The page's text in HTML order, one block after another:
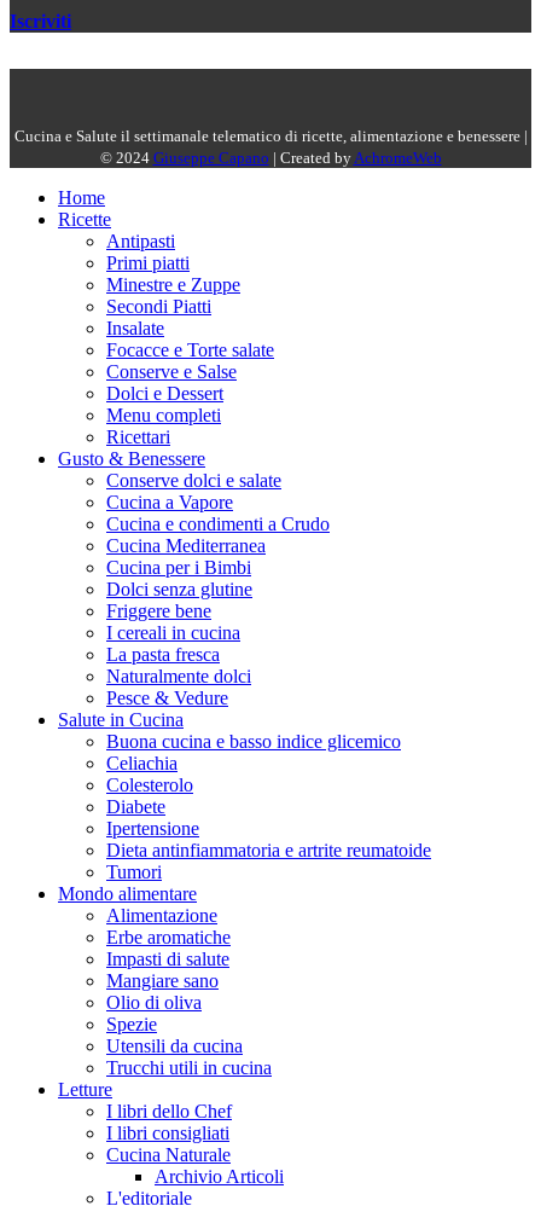
Iscriviti
Cucina e Salute il settimanale telematico di ricette, alimentazione e benessere |
© 2024 Giuseppe Capano | Created by AchromeWeb
Home
Ricette
Antipasti
Primi piatti
Minestre e Zuppe
Secondi Piatti
Insalate
Focacce e Torte salate
Conserve e Salse
Dolci e Dessert
Menu completi
Ricettari
Gusto & Benessere
Conserve dolci e salate
Cucina a Vapore
Cucina e condimenti a Crudo
Cucina Mediterranea
Cucina per i Bimbi
Dolci senza glutine
Friggere bene
I cereali in cucina
La pasta fresca
Naturalmente dolci
Pesce & Vedure
Salute in Cucina
Buona cucina e basso indice glicemico
Celiachia
Colesterolo
Diabete
Ipertensione
Dieta antinfiammatoria e artrite reumatoide
Tumori
Mondo alimentare
Alimentazione
Erbe aromatiche
Impasti di salute
Mangiare sano
Olio di oliva
Spezie
Utensili da cucina
Trucchi utili in cucina
Letture
I libri dello Chef
I libri consigliati
Cucina Naturale
Archivio Articoli
L'editoriale